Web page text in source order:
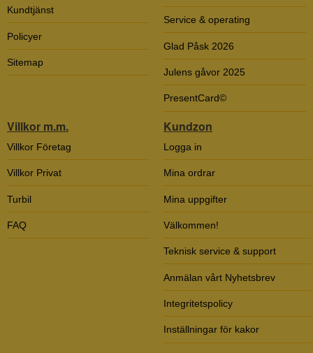
Kundtjänst
Policyer
Sitemap
Service & operating
Glad Påsk 2026
Julens gåvor 2025
PresentCard©
Villkor m.m.
Villkor Företag
Villkor Privat
Turbil
FAQ
Kundzon
Logga in
Mina ordrar
Mina uppgifter
Välkommen!
Teknisk service & support
Anmälan vårt Nyhetsbrev
Integritetspolicy
Inställningar för kakor